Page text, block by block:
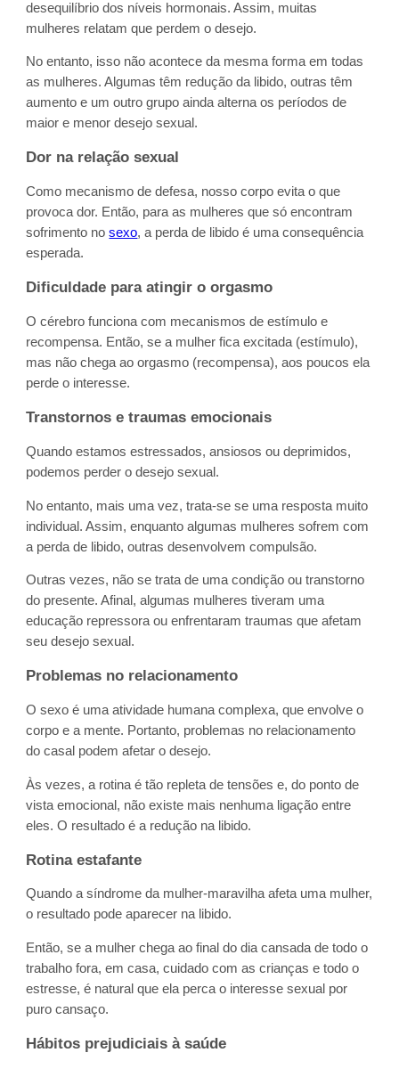
desequilíbrio dos níveis hormonais. Assim, muitas
mulheres relatam que perdem o desejo.
No entanto, isso não acontece da mesma forma em todas
as mulheres. Algumas têm redução da libido, outras têm
aumento e um outro grupo ainda alterna os períodos de
maior e menor desejo sexual.
Dor na relação sexual
Como mecanismo de defesa, nosso corpo evita o que
provoca dor. Então, para as mulheres que só encontram
sofrimento nosexo, a perda de libido é uma consequência
esperada.
Dificuldade para atingir o orgasmo
O cérebro funciona com mecanismos de estímulo e
recompensa. Então, se a mulher fica excitada (estímulo),
mas não chega ao orgasmo (recompensa), aos poucos ela
perde o interesse.
Transtornos e traumas emocionais
Quando estamos estressados, ansiosos ou deprimidos,
podemos perder o desejo sexual.
No entanto, mais uma vez, trata-se se uma resposta muito
individual. Assim, enquanto algumas mulheres sofrem com
a perda de libido, outras desenvolvem compulsão.
Outras vezes, não se trata de uma condição ou transtorno
do presente. Afinal, algumas mulheres tiveram uma
educação repressora ou enfrentaram traumas que afetam
seu desejo sexual.
Problemas no relacionamento
O sexo é uma atividade humana complexa, que envolve o
corpo e a mente. Portanto, problemas no relacionamento
do casal podem afetar o desejo.
Às vezes, a rotina é tão repleta de tensões e, do ponto de
vista emocional, não existe mais nenhuma ligação entre
eles. O resultado é a redução na libido.
Rotina estafante
Quando a síndrome da mulher-maravilha afeta uma mulher,
o resultado pode aparecer na libido.
Então, se a mulher chega ao final do dia cansada de todo o
trabalho fora, em casa, cuidado com as crianças e todo o
estresse, é natural que ela perca o interesse sexual por
puro cansaço.
Hábitos prejudiciais à saúde